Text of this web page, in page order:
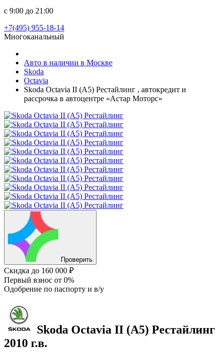
с 9:00 до 21:00
+7(495) 955-18-14
Многоканальный
Авто в наличии в Москве
Skoda
Octavia
Skoda Octavia II (A5) Рестайлинг , автокредит и
рассрочка в автоцентре «Астар Моторс»
Проверить
Скидка до 160 000 ₽
Первый взнос от 0%
Одобрение по паспорту и в/у
Skoda Octavia II (A5) Рестайлинг
2010 г.в.